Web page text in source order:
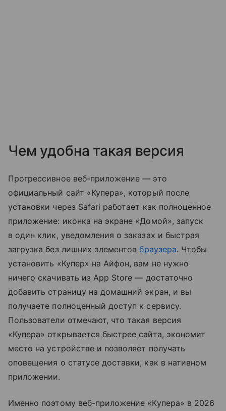
Чем удобна такая версия
Прогрессивное веб-приложение — это
официальный сайт «Купера», который после
установки через Safari работает как полноценное
приложение: иконка на экране «Домой», запуск
в один клик, уведомления о заказах и быстрая
загрузка без лишних элементовбраузера. Чтобы
установить «Купер» на Айфон, вам не нужно
ничего скачивать из App Store — достаточно
добавить страницу на домашний экран, и вы
получаете полноценный доступ к сервису.
Пользователи отмечают, что такая версия
«Купера» открывается быстрее сайта, экономит
место на устройстве и позволяет получать
оповещения о статусе доставки, как в нативном
приложении.
Именно поэтому веб-приложение «Купера» в 2026